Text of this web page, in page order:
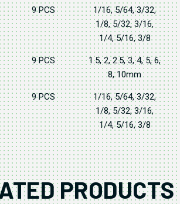
9 PCS
1/16, 5/64, 3/32,
1/8, 5/32, 3/16,
1/4, 5/16, 3/8
9 PCS
1.5, 2, 2.5, 3, 4, 5, 6,
8, 10mm
9 PCS
1/16, 5/64, 3/32,
1/8, 5/32, 3/16,
1/4, 5/16, 3/8
PRODUCTS